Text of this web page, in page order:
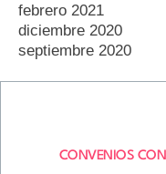
febrero 2021
diciembre 2020
septiembre 2020
CONVENIOS CON